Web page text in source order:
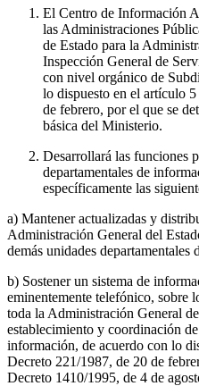
El Centro de Información
las Administraciones
de Estado para la
Inspección General de
con nivel orgánico de
lo dispuesto en el artículo
de febrero, por el que se
básica del Ministerio.
Desarrollará las funciones
departamentales de
específicamente las
a) Mantener actualizadas y
Administración General del
demás unidades
b) Sostener un sistema de
eminentemente telefónico, sobre
toda la Administración General
establecimiento y coordinación
información, de acuerdo con lo
Decreto 221/1987, de 20 de
Decreto 1410/1995, de 4 de